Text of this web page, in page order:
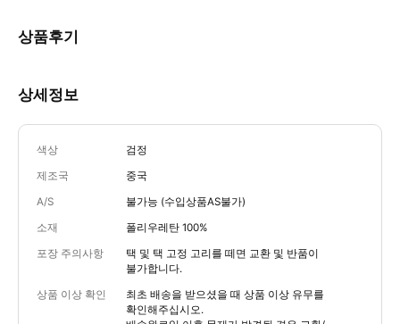
상품후기
상세정보
색상 검정
제조국 중국
A/S 불가능 (수입상품AS불가)
소재 폴리우레탄 100%
포장 주의사항
택 및 택 고정 고리를 떼면 교환 및 반품이
불가합니다.
상품 이상 확인
최초 배송을 받으셨을 때 상품 이상 유무를
확인해주십시오.